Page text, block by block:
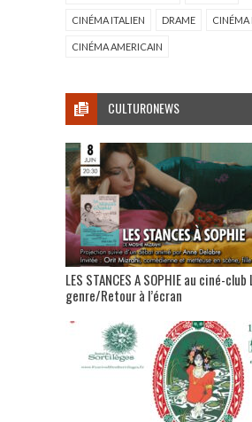
CINÉMA ITALIEN DRAME CINÉMA
CINÉMA AMERICAIN
CULTURONEWS
LES STANCES A SOPHIE au ciné-club
genre/Retour à l’écran